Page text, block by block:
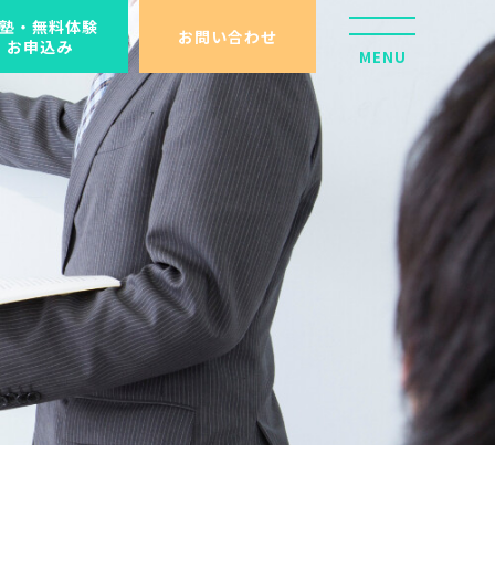
・無料体験
お申込み
お問い合わせ
MENU